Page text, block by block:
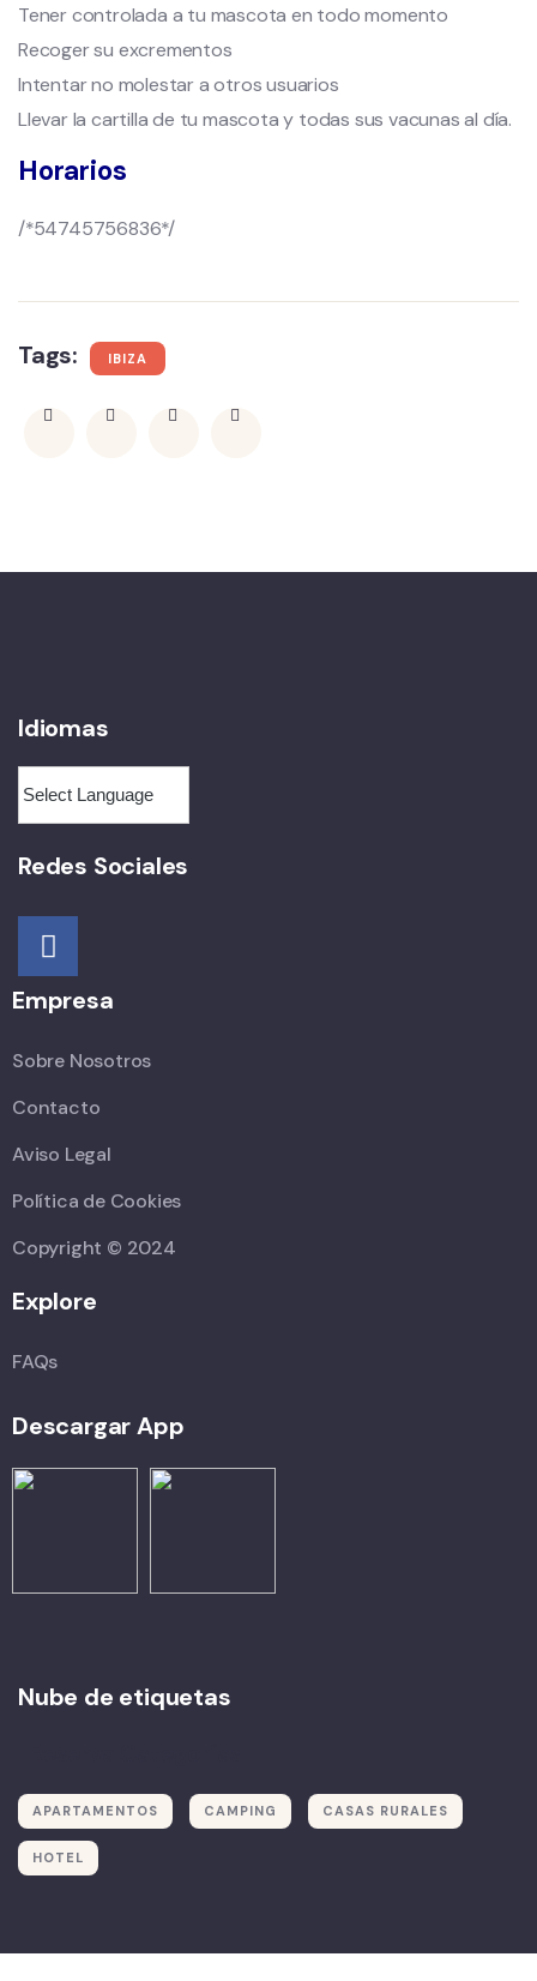
Tener controlada a tu mascota en todo momento
Recoger su excrementos
Intentar no molestar a otros usuarios
Llevar la cartilla de tu mascota y todas sus vacunas al día.
Horarios
/*54745756836*/
Tags: IBIZA
Idiomas
Redes Sociales
Empresa
Sobre Nosotros
Contacto
Aviso Legal
Política de Cookies
Copyright © 2024
Explore
FAQs
Descargar App
Nube de etiquetas
APARTAMENTOS CAMPING CASAS RURALES
HOTEL